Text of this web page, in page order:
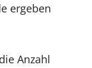
ergeben
Anzahl